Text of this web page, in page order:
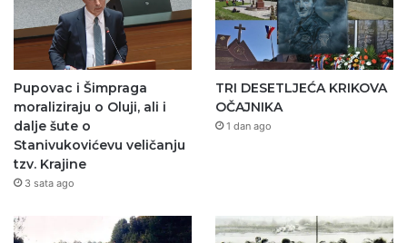
Pupovac i Šimpraga
moraliziraju o Oluji, ali i
dalje šute o
Stanivukovićevu veličanju
tzv. Krajine
3 sata ago
TRI DESETLJEĆA KRIKOVA
OČAJNIKA
1 dan ago